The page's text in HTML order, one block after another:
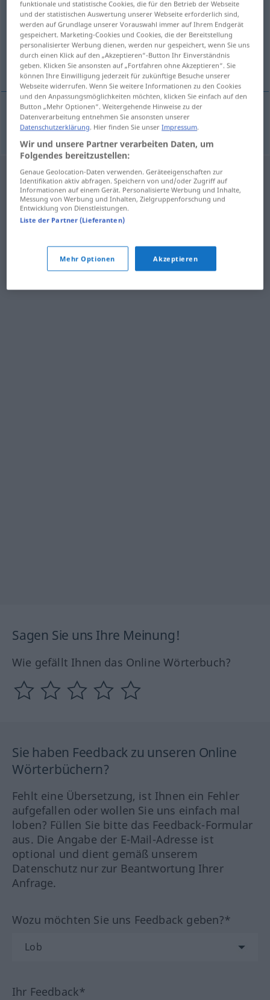
Übersicht aller Übersetzungen
(Für mehr Details die Übersetzung anklicken/antippen)
Oxymoron
Oxymoronn oximoro LIT
Sagen Sie uns Ihre Meinung!
Wie gefällt Ihnen das Online Wörterbuch?
Sie haben Feedback zu unseren Online
Wörterbüchern?
Fehlt eine Übersetzung, ist Ihnen ein Fehler
aufgefallen oder wollen Sie uns einfach mal
loben? Füllen Sie bitte das Feedback-Formular
aus. Die Angabe der E-Mail-Adresse ist
optional und dient gemäß unserem
Datenschutz nur zur Beantwortung Ihrer
Anfrage.
Wozu möchten Sie uns Feedback geben?*
Ihr Feedback*
funktionale und statistische Cookies, die für den Betrieb der Webseite
und der statistischen Auswertung unserer Webseite erforderlich sind,
werden auf Grundlage unserer Vorauswahl immer auf Ihrem Endgerät
gespeichert. Marketing-Cookies und Cookies, die der Bereitstellung
personalisierter Werbung dienen, werden nur gespeichert, wenn Sie uns
durch einen Klick auf den „Akzeptieren“-Button Ihr Einverständnis
geben. Klicken Sie ansonsten auf „Fortfahren ohne Akzeptieren“. Sie
können Ihre Einwilligung jederzeit für zukünftige Besuche unserer
Webseite widerrufen. Wenn Sie weitere Informationen zu den Cookies
und den Anpassungsmöglichkeiten möchten, klicken Sie einfach auf den
Button „Mehr Optionen“. Weitergehende Hinweise zu der
Datenverarbeitung entnehmen Sie ansonsten unserer
Datenschutzerklärung. Hier finden Sie unserImpressum.
Wir und unsere Partner verarbeiten Daten, um
Folgendes bereitzustellen:
Genaue Geolocation-Daten verwenden. Geräteeigenschaften zur
Identifikation aktiv abfragen. Speichern von und/oder Zugriff auf
Informationen auf einem Gerät. Personalisierte Werbung und Inhalte,
Messung von Werbung und Inhalten, Zielgruppenforschung und
Entwicklung von Dienstleistungen.
Liste der Partner (Lieferanten)
Mehr Optionen Akzeptieren